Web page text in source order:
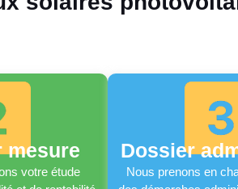
mesure
votre étude
Dossier
Nous prenons en